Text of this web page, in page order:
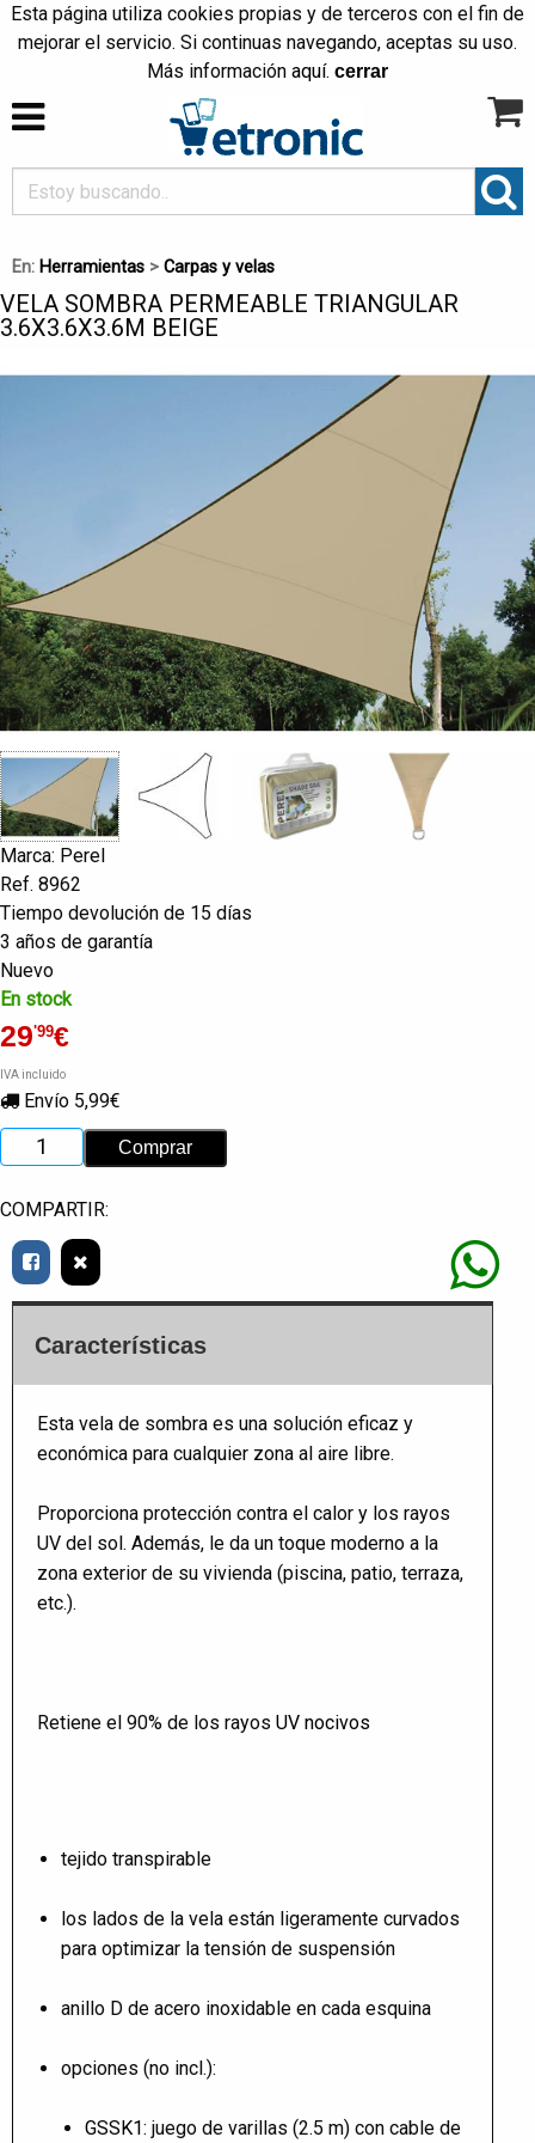
Esta página utiliza cookies propias y de terceros con el fin de
mejorar el servicio. Si continuas navegando, aceptas su uso.
Más información aquí. cerrar
En: Herramientas > Carpas y velas
VELA SOMBRA PERMEABLE TRIANGULAR
3.6X3.6X3.6M BEIGE
Marca: Perel
Ref. 8962
Tiempo devolución de 15 días
3 años de garantía
Nuevo
En stock
29'99€
IVA incluido
Envío 5,99€
COMPARTIR:
Características
Esta vela de sombra es una solución eficaz y
económica para cualquier zona al aire libre.
Proporciona protección contra el calor y los rayos
UV del sol. Además, le da un toque moderno a la
zona exterior de su vivienda (piscina, patio, terraza,
etc.).
Retiene el 90% de los rayos UV nocivos
tejido transpirable
los lados de la vela están ligeramente curvados
para optimizar la tensión de suspensión
anillo D de acero inoxidable en cada esquina
opciones (no incl.):
GSSK1: juego de varillas (2.5 m) con cable de